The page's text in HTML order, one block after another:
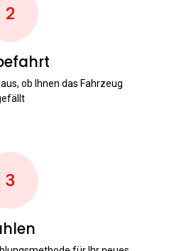
2
ob Ihnen das Fahrzeug
3